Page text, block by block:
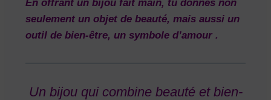
En offrant un bijou fait main, tu donnes non
seulement un objet de beauté, mais aussi un
outil de bien-être, un symbole d’amour .
Un bijou qui combine beauté et bien-